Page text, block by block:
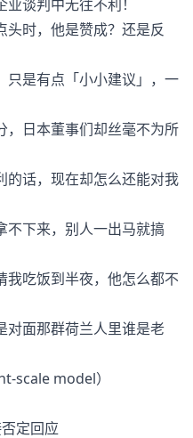
谈判中无往不利！
头时，他是赞成？还是反
只是有点「小小建议」，一
，日本董事们却丝毫不为所
的话，现在却怎么还能对我
不下来，别人一出马就搞
我吃饭到半夜，他怎么都不
对面那群荷兰人里谁是老
scale model）
定回应